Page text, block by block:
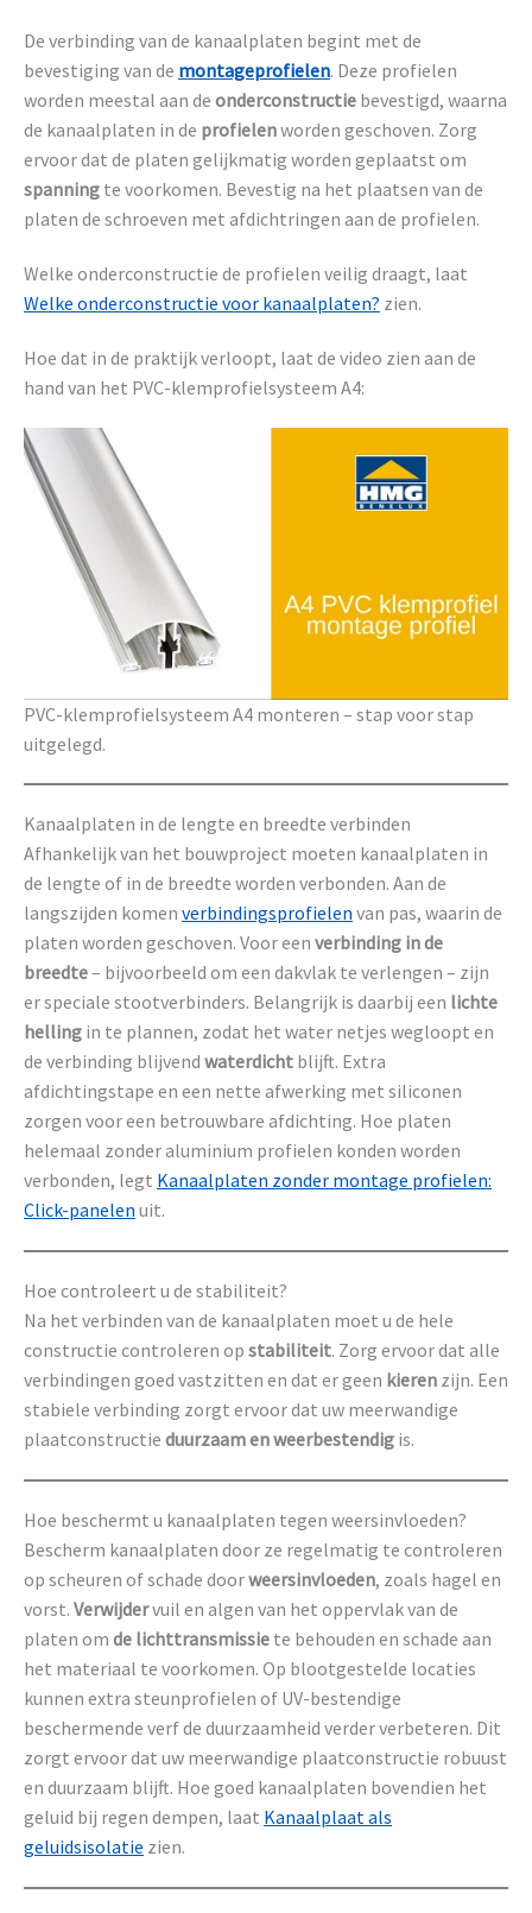
De verbinding van de kanaalplaten begint met de
bevestiging van de montageprofielen. Deze profielen
worden meestal aan de onderconstructie bevestigd, waarna
de kanaalplaten in de profielenworden geschoven. Zorg
ervoor dat de platen gelijkmatig worden geplaatst om
spanning te voorkomen. Bevestig na het plaatsen van de
platen de schroeven met afdichtringen aan de profielen.
Welke onderconstructie de profielen veilig draagt, laat
Welke onderconstructie voor kanaalplaten? zien.
Hoe dat in de praktijk verloopt, laat de video zien aan de
hand van het PVC-klemprofielsysteem A4:
PVC-klemprofielsysteem A4 monteren – stap voor stap
uitgelegd.
Kanaalplaten in de lengte en breedte verbinden
Afhankelijk van het bouwproject moeten kanaalplaten in
de lengte of in de breedte worden verbonden. Aan de
langszijden komen verbindingsprofielen van pas, waarin de
platen worden geschoven. Voor een verbinding in de
breedte– bijvoorbeeld om een dakvlak te verlengen – zijn
er speciale stootverbinders. Belangrijk is daarbij een lichte
helling in te plannen, zodat het water netjes wegloopt en
de verbinding blijvend waterdicht blijft. Extra
afdichtingstape en een nette afwerking met siliconen
zorgen voor een betrouwbare afdichting. Hoe platen
helemaal zonder aluminium profielen konden worden
verbonden, legt Kanaalplaten zonder montage profielen:
Click-panelen uit.
Hoe controleert u de stabiliteit?
Na het verbinden van de kanaalplaten moet u de hele
constructie controleren op stabiliteit. Zorg ervoor dat alle
verbindingen goed vastzitten en dat er geen kieren zijn. Een
stabiele verbinding zorgt ervoor dat uw meerwandige
plaatconstructie duurzaam en weerbestendig is.
Hoe beschermt u kanaalplaten tegen weersinvloeden?
Bescherm kanaalplaten door ze regelmatig te controleren
op scheuren of schade doorweersinvloeden, zoals hagel en
vorst. Verwijdervuil en algen van het oppervlak van de
platen om de lichttransmissie te behouden en schade aan
het materiaal te voorkomen. Op blootgestelde locaties
kunnen extra steunprofielen of UV-bestendige
beschermende verf de duurzaamheid verder verbeteren. Dit
zorgt ervoor dat uw meerwandige plaatconstructie robuust
en duurzaam blijft. Hoe goed kanaalplaten bovendien het
geluid bij regen dempen, laat Kanaalplaat als
geluidsisolatie zien.